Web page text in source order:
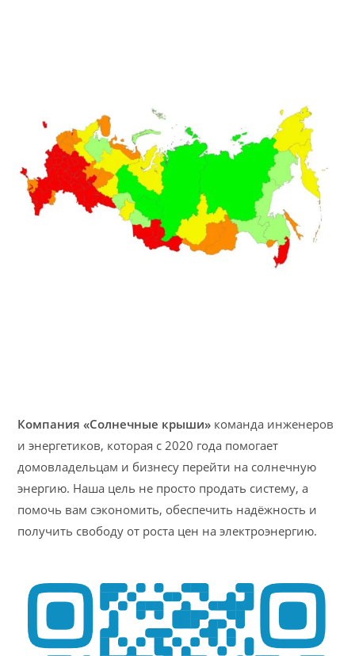
Компания «Солнечные крыши» команда инженеров
и энергетиков, которая с 2020 года помогает
домовладельцам и бизнесу перейти на солнечную
энергию. Наша цель не просто продать систему, а
помочь вам сэкономить, обеспечить надёжность и
получить свободу от роста цен на электроэнергию.